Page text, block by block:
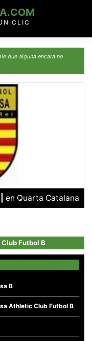
CLIC
que alguna encara no
en Quarta Catalana
Futbol B
B
Athletic Club Futbol B
no